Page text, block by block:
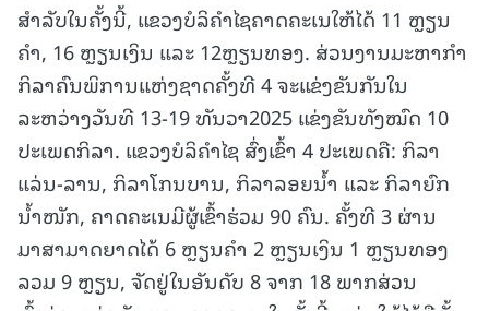
ສຳລັບໃນຄັ້ງນີ້, ແຂວງບໍລິຄໍາໄຊຄາດຄະເນໃຫ້ໄດ້ 11 ຫຼຽນ
ຄຳ, 16 ຫຼຽນເງິນ ແລະ 12ຫຼຽນທອງ. ສ່ວນງານມະຫາກຳ
ກິລາຄົນພິການແຫ່ງຊາດຄັ້ງທີ 4 ຈະແຂ່ງຂັນກັນໃນ
ລະຫວ່າງວັນທີ 13-19 ທັນວາ2025 ແຂ່ງຂັນທັງໝົດ 10
ປະເພດກິລາ. ແຂວງບໍລິຄຳໄຊ ສົ່ງເຂົ້າ 4 ປະເພດຄື: ກິລາ
ແລ່ນ-ລານ, ກິລາໂກນບານ, ກິລາລອຍນ້ຳ ແລະ ກິລາຍົກ
ນ້ຳໜັກ, ຄາດຄະເນມີຜູ້ເຂົ້າຮ່ວມ 90 ຄົນ. ຄັ້ງທີ 3 ຜ່ານ
ມາສາມາດຍາດໄດ້ 6 ຫຼຽນຄຳ 2 ຫຼຽນເງິນ 1 ຫຼຽນທອງ
ລວມ 9 ຫຼຽນ, ຈັດຢູ່ໃນອັນດັບ 8 ຈາກ 18 ພາກສ່ວນ